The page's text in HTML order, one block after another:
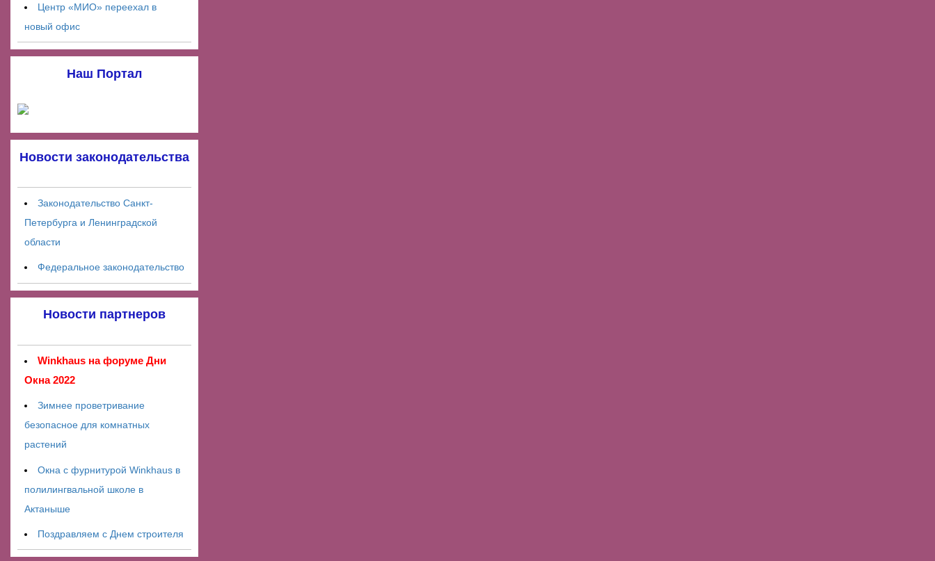
Центр «МИО» переехал в
новый офис
Наш Портал
Новости законодательства
Законодательство Санкт-
Петербурга и Ленинградской
области
Федеральное законодательство
Новости партнеров
Winkhaus на форуме Дни
Окна 2022
Зимнее проветривание
безопасное для комнатных
растений
Окна с фурнитурой Winkhaus в
полилингвальной школе в
Актаныше
Поздравляем с Днем строителя